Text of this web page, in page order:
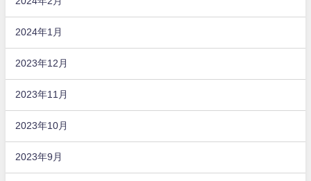
2024年1月
2023年12月
2023年11月
2023年10月
2023年9月